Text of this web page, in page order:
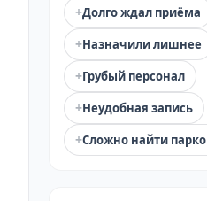
+Долго ждал приёма
+Назначили лишнее
+Грубый персонал
+Неудобная запись
+Сложно найти